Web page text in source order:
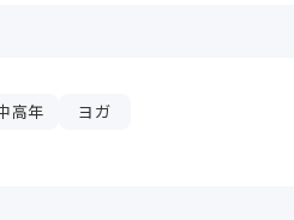
高年 ヨガ